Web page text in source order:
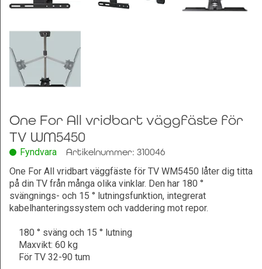
One For All vridbart väggfäste för
TV WM5450
Fyndvara
Artikelnummer: 310046
One For All vridbart väggfäste för TV WM5450 låter dig titta
på din TV från många olika vinklar. Den har 180 °
svängnings- och 15 ° lutningsfunktion, integrerat
kabelhanteringssystem och vaddering mot repor.
180 ° sväng och 15 ° lutning
Maxvikt: 60 kg
För TV 32-90 tum